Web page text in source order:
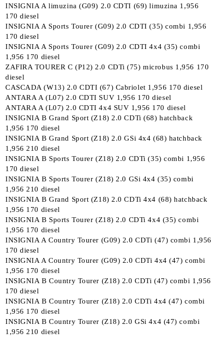
INSIGNIA A limuzina (G09) 2.0 CDTI (69) limuzina 1,956
170 diesel
INSIGNIA A Sports Tourer (G09) 2.0 CDTI (35) combi 1,956
170 diesel
INSIGNIA A Sports Tourer (G09) 2.0 CDTI 4x4 (35) combi
1,956 170 diesel
ZAFIRA TOURER C (P12) 2.0 CDTi (75) microbus 1,956 170
diesel
CASCADA (W13) 2.0 CDTI (67) Cabriolet 1,956 170 diesel
ANTARA A (L07) 2.0 CDTI SUV 1,956 170 diesel
ANTARA A (L07) 2.0 CDTI 4x4 SUV 1,956 170 diesel
INSIGNIA B Grand Sport (Z18) 2.0 CDTi (68) hatchback
1,956 170 diesel
INSIGNIA B Grand Sport (Z18) 2.0 GSi 4x4 (68) hatchback
1,956 210 diesel
INSIGNIA B Sports Tourer (Z18) 2.0 CDTi (35) combi 1,956
170 diesel
INSIGNIA B Sports Tourer (Z18) 2.0 GSi 4x4 (35) combi
1,956 210 diesel
INSIGNIA B Grand Sport (Z18) 2.0 CDTi 4x4 (68) hatchback
1,956 170 diesel
INSIGNIA B Sports Tourer (Z18) 2.0 CDTi 4x4 (35) combi
1,956 170 diesel
INSIGNIA A Country Tourer (G09) 2.0 CDTi (47) combi 1,956
170 diesel
INSIGNIA A Country Tourer (G09) 2.0 CDTi 4x4 (47) combi
1,956 170 diesel
INSIGNIA B Country Tourer (Z18) 2.0 CDTi (47) combi 1,956
170 diesel
INSIGNIA B Country Tourer (Z18) 2.0 CDTi 4x4 (47) combi
1,956 170 diesel
INSIGNIA B Country Tourer (Z18) 2.0 GSi 4x4 (47) combi
1,956 210 diesel